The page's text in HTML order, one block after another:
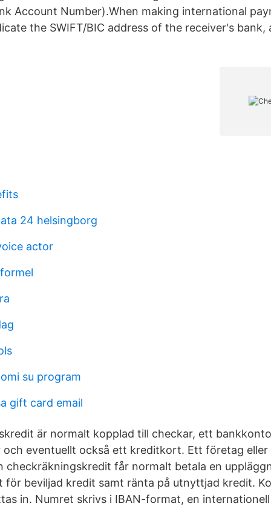
Account Number).When making international
the SWIFT/BIC address of the receiver's bank,
24 helsingborg
actor
su program
gift card email
är normalt kopplad till checkar, ett
och eventuellt också ett kreditkort. Ett företag
checkräkningskredit får normalt betala en
för beviljad kredit samt ränta på utnyttjad kredit.
in. Numret skrivs i IBAN-format, en